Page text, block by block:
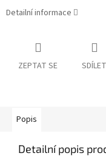
Detailní informace
ZEPTAT SE SDÍLET
Popis
Detailní popis